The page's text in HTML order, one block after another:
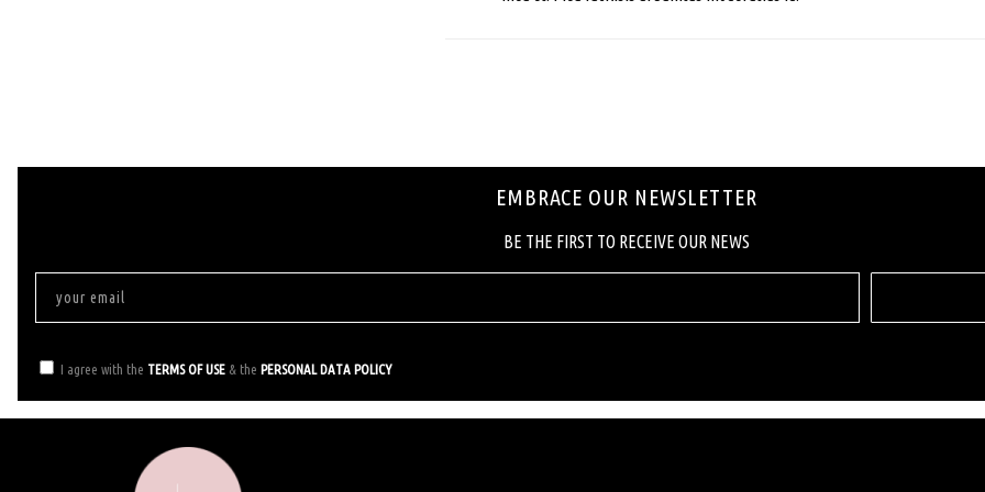
EMBRACE OUR NEWSLETTER
ΒΕ ΤΗΕ FIRST ΤΟ RECEIVE OUR NEWS
I agree with the TERMS OF USE & the PERSONAL DATA POLICY